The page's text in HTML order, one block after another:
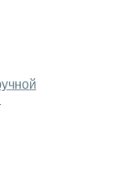
сотрудник
После
грн.